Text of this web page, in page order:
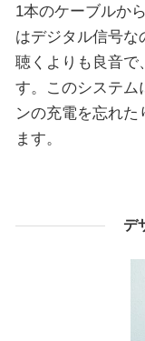
1本のケーブルか
はデジタル信号な
聴くよりも良音で
す。このシステム
ンの充電を忘れた
ます。
デ